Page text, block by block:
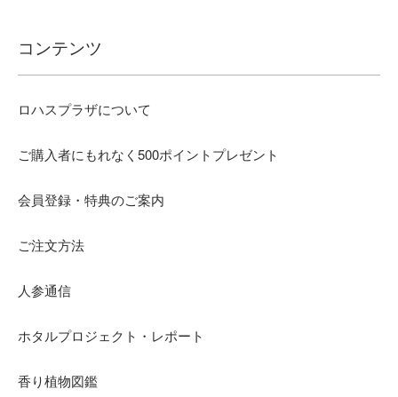
コンテンツ
ロハスプラザについて
ご購入者にもれなく500ポイントプレゼント
会員登録・特典のご案内
ご注文方法
人参通信
ホタルプロジェクト・レポート
香り植物図鑑